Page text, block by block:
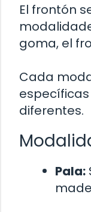
El frontón
goma, el
Cada
diferentes.
Pala: